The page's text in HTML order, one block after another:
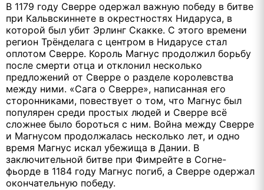
В 1179 году Сверре одержал важную победу в битве
при Кальвскиннете в окрестностях Нидаруса, в
которой был убит Эрлинг Скакке. С этого времени
регион Трёнделага с центром в Нидарусе стал
оплотом Сверре. Король Магнус продолжил борьбу
после смерти отца и отклонил несколько
предложений от Сверре о разделе королевства
между ними. «Сага о Сверре», написанная его
сторонниками, повествует о том, что Магнус был
популярен среди простых людей и Сверре всё
сложнее было бороться с ним. Война между Сверре
и Магнусом продолжалась несколько лет, и одно
время Магнус искал убежища в Дании. В
заключительной битве при Фимрейте в Согне-
фьорде в 1184 году Магнус погиб, а Сверре одержал
окончательную победу.